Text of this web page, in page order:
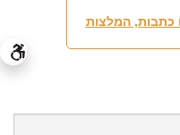
כתבות, המלצות